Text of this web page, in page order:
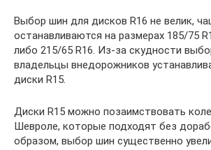
Выбор шин для дисков R16 не велик,
останавливаются на размерах 185/75
либо 215/65 R16. Из-за скудности
владельцы внедорожников
диски R15.
Диски R15 можно позаимствовать
Шевроле, которые подходят без
образом, выбор шин существенно